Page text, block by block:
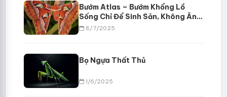
Bướm Atlas – Bướm Khổng Lồ
Sống Chỉ Để Sinh Sản, Không Ăn
Uống
8/7/2025
Bọ Ngựa Thất Thủ
1/6/2025